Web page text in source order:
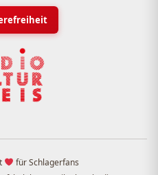
für Schlagerfans